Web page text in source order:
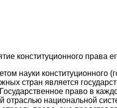
конституционного права
науки конституционного
стран является
право в
отраслью национальной